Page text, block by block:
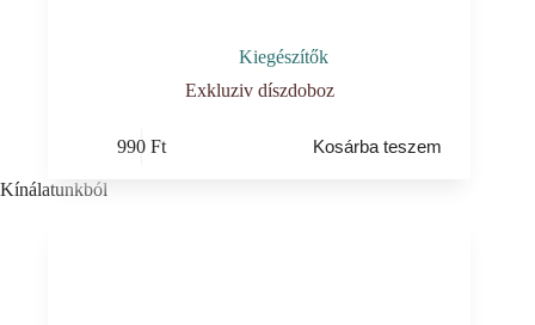
Kiegészítők
Exkluziv díszdoboz
990Ft Kosárba teszem
Kínálatunkból